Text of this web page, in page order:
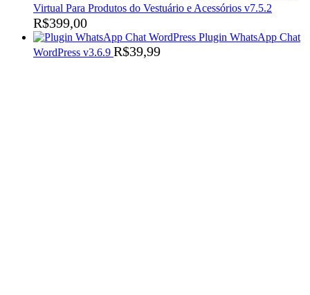
Virtual Para Produtos do Vestuário e Acessórios v7.5.2
R$399,00
Plugin WhatsApp Chat
WordPress v3.6.9 R$39,99